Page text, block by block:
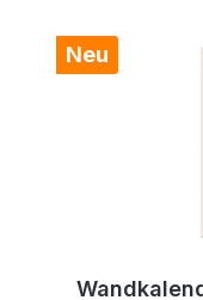
Neu